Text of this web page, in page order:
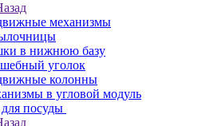
механизмы
в нижнюю базу
уголок
колонны
в угловой модуль
посуды